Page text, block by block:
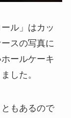
ル」はカッ
スの写真に
ールケーキ
した。
もあるので